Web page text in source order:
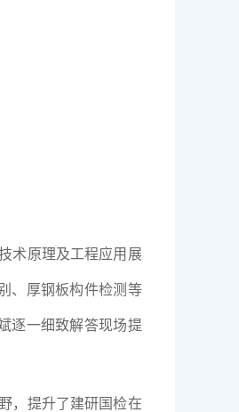
术原理及工程应用展
、厚钢板构件检测等
逐一细致解答现场提
，提升了建研国检在